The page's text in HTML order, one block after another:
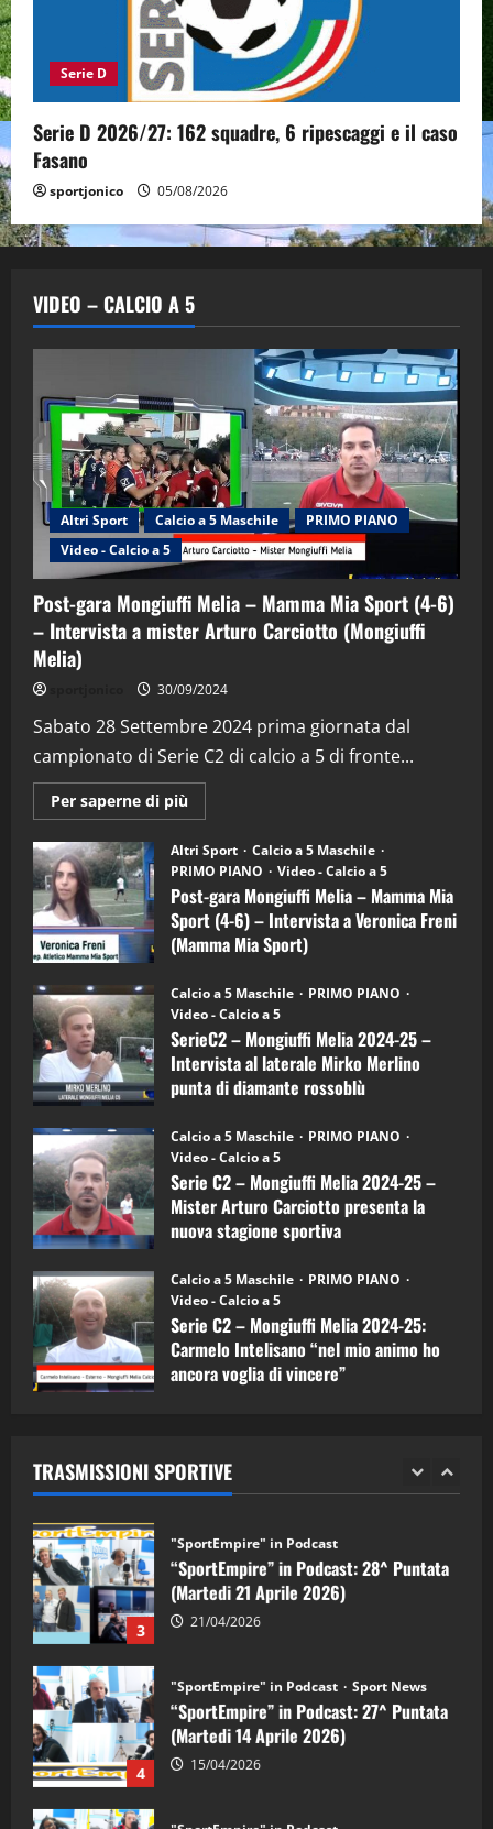
Serie D
Serie D 2026/27: 162 squadre, 6 ripescaggi e il caso
Fasano
sportjonico 05/08/2026
VIDEO – CALCIO A 5
Altri Sport Calcio a 5 Maschile
PRIMO PIANO
Video - Calcio a 5
Post-gara Mongiuffi Melia – Mamma Mia Sport (4-6)
– Intervista a mister Arturo Carciotto (Mongiuffi
Melia)
30/09/2024
Sabato 28 Settembre 2024 prima giornata dal
campionato di Serie C2 di calcio a 5 di fronte...
Per saperne di più
informazioni
Post-
gara
Mongiuffi
Melia
–
Mamma
Mia
Sport
6)
–
Intervista
a
mister
Arturo
Carciotto
(Mongiuffi
Altri Sport
Calcio a 5 Maschile
PRIMO PIANO
Video - Calcio a 5
Post-gara Mongiuffi Melia – Mamma Mia
Sport (4-6) – Intervista a Veronica Freni
(Mamma Mia Sport)
Calcio a 5 Maschile
PRIMO PIANO
Video - Calcio a 5
SerieC2 – Mongiuffi Melia 2024-25 –
Intervista al laterale Mirko Merlino
punta di diamante rossoblù
Calcio a 5 Maschile
PRIMO PIANO
Video - Calcio a 5
Serie C2 – Mongiuffi Melia 2024-25 –
Mister Arturo Carciotto presenta la
nuova stagione sportiva
Calcio a 5 Maschile
PRIMO PIANO
Video - Calcio a 5
Serie C2 – Mongiuffi Melia 2024-25:
Carmelo Intelisano “nel mio animo ho
ancora voglia di vincere”
TRASMISSIONI SPORTIVE
2
“SportEmpire” in Podcast: 29^ Puntata
(Martedi 28 Aprile 2026)
28/04/2026
3
"SportEmpire" in Podcast
“SportEmpire” in Podcast: 28^ Puntata
(Martedi 21 Aprile 2026)
21/04/2026
4
“SportEmpire” in Podcast: 27^ Puntata
(Martedi 14 Aprile 2026)
15/04/2026
5
“SportEmpire” in Podcast: 26^ Puntata
(Martedi 07 Aprile 2026)
08/04/2026
1
“SportEmpire” in Podcast: 30^ Puntata
(Martedi 05 Maggio 2026)
08/05/2026
2 28/04/2026
3
"SportEmpire" in Podcast
“SportEmpire” in Podcast: 28^ Puntata
(Martedi 21 Aprile 2026)
21/04/2026
4
"SportEmpire" in Podcast Sport News
“SportEmpire” in Podcast: 27^ Puntata
(Martedi 14 Aprile 2026)
15/04/2026
"SportEmpire" in Podcast